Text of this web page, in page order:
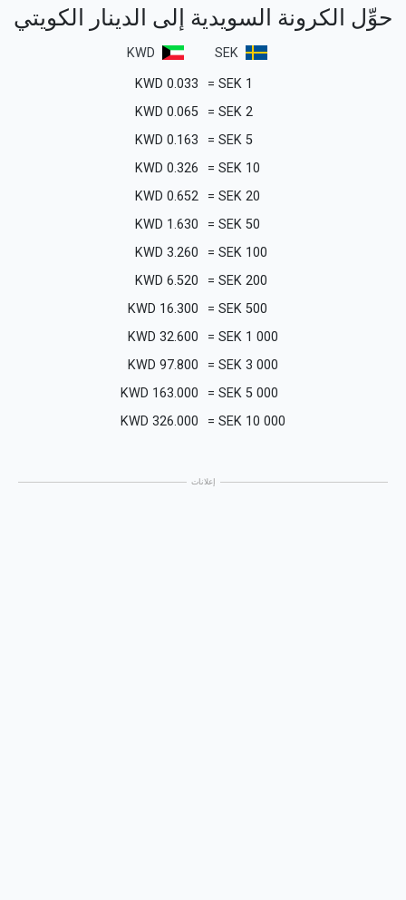
حوِّل الكرونة السويدية إلى الدينار الكويتي
SEK
KWD
1
SEK
=
0.033
KWD
2
SEK
=
0.065
KWD
5
SEK
=
0.163
KWD
10
SEK
=
0.326
KWD
20
SEK
=
0.652
KWD
50
SEK
=
1.630
KWD
100
SEK
=
3.260
KWD
200
SEK
=
6.520
KWD
500
SEK
=
16.300
KWD
1 000
SEK
=
32.600
KWD
3 000
SEK
=
97.800
KWD
5 000
SEK
=
163.000
KWD
10 000
SEK
=
326.000
KWD
إعلانات